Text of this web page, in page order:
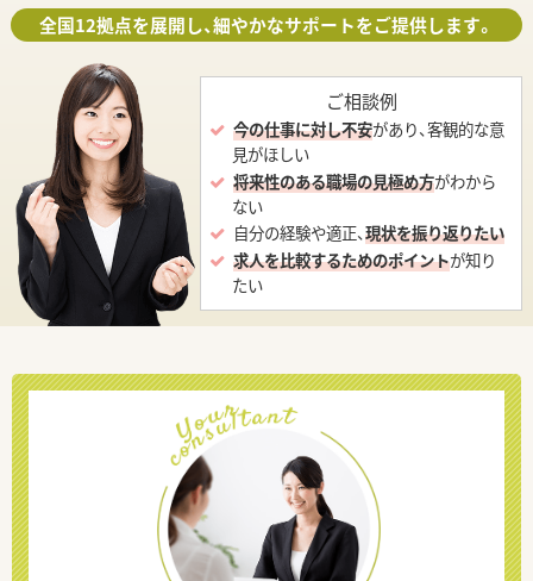
全国12拠点を展開し、細やかなサポートをご提供します。
ご相談例
今の仕事に対し不安があり、客観的な意
見がほしい
将来性のある職場の見極め方がわから
ない
自分の経験や適正、現状を振り返りたい
求人を比較するためのポイントが知り
たい